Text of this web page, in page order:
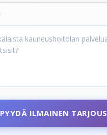
PYYDÄ ILMAINEN TARJOUS